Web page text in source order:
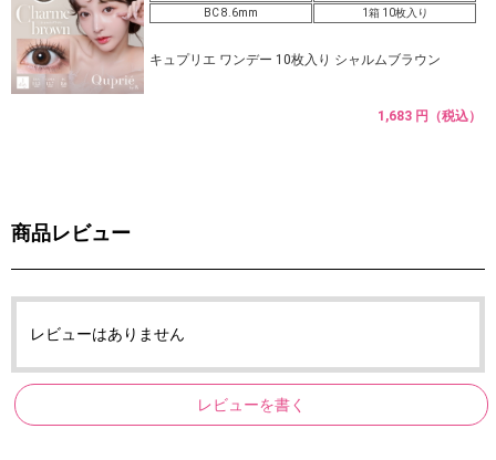
BC 8.6mm
1箱 10枚入り
キュプリエ ワンデー 10枚入り シャルムブラウン
1,683 円（税込）
商品レビュー
レビューはありません
レビューを書く